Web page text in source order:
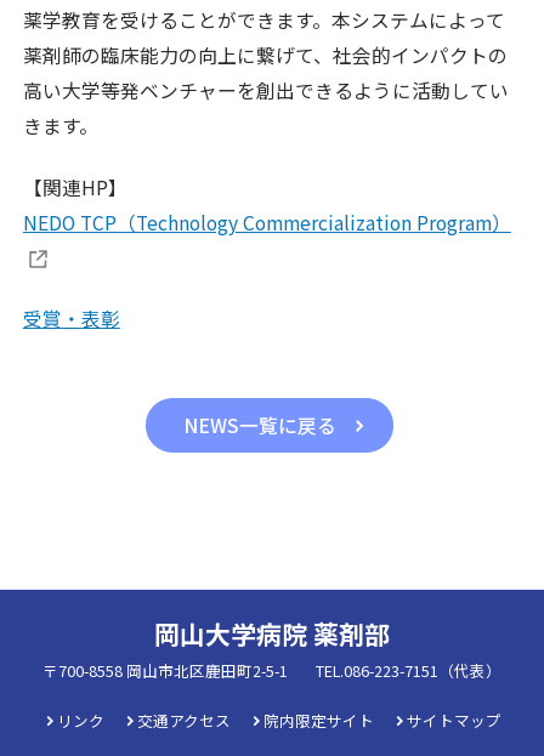
薬学教育を受けることができます。本システムによって
薬剤師の臨床能力の向上に繋げて、社会的インパクトの
高い大学等発ベンチャーを創出できるように活動してい
きます。
【関連HP】
NEDO TCP（Technology Commercialization Program）
受賞・表彰
NEWS一覧に戻る
岡山大学病院 薬剤部
〒700-8558 岡山市北区鹿田町2-5-1 TEL.086-223-7151（代表）
リンク 交通アクセス 院内限定サイト サイトマップ